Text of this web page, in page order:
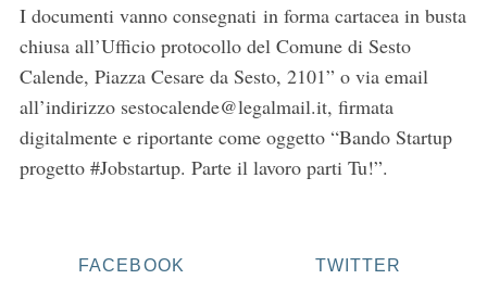
I documenti vanno consegnati in forma cartacea in busta
chiusa all’Ufficio protocollo del Comune di Sesto
Calende, Piazza Cesare da Sesto, 2101” o via email
all’indirizzo sestocalende@legalmail.it, firmata
digitalmente e riportante come oggetto “Bando Startup
progetto #Jobstartup. Parte il lavoro parti Tu!”.
FACEBOOK TWITTER